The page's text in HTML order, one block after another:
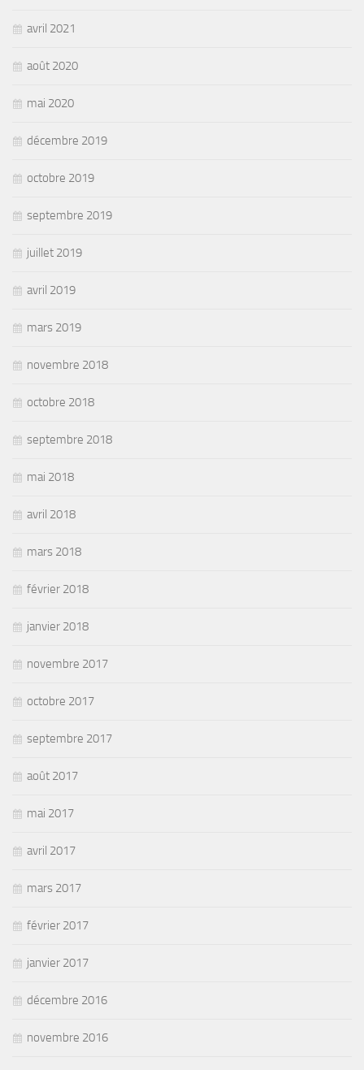
avril 2021
août 2020
mai 2020
décembre 2019
octobre 2019
septembre 2019
juillet 2019
avril 2019
mars 2019
novembre 2018
octobre 2018
septembre 2018
mai 2018
avril 2018
mars 2018
février 2018
janvier 2018
novembre 2017
octobre 2017
septembre 2017
août 2017
mai 2017
avril 2017
mars 2017
février 2017
janvier 2017
décembre 2016
novembre 2016